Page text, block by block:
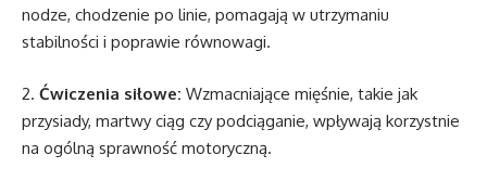
nodze, chodzenie po linie, pomagają w utrzymaniu
stabilności i poprawie równowagi.
2. Ćwiczenia siłowe: Wzmacniające mięśnie, takie jak
przysiady, martwy ciąg czy podciąganie, wpływają korzystnie
na ogólną sprawność motoryczną.